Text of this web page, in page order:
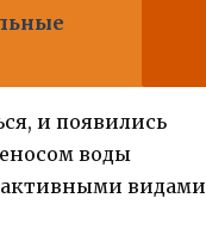
и появились
воды
активными видами